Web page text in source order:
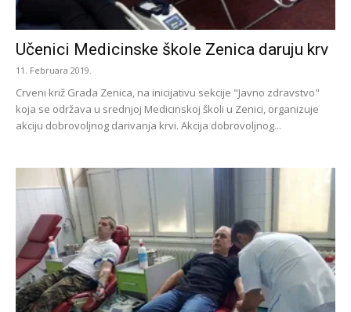
Učenici Medicinske škole Zenica daruju krv
11. Februara 2019.
Crveni križ Grada Zenica, na inicijativu sekcije "Javno zdravstvo"
koja se održava u srednjoj Medicinskoj školi u Zenici, organizuje
akciju dobrovoljnog darivanja krvi. Akcija dobrovoljnog...